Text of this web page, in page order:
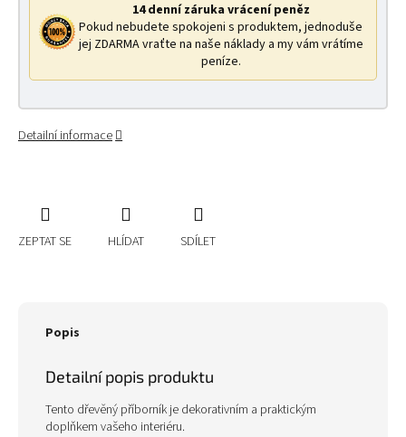
14 denní záruka vrácení peněz
Pokud nebudete spokojeni s produktem, jednoduše
jej ZDARMA vraťte na naše náklady a my vám vrátíme
peníze.
Detailní informace
ZEPTAT SE HLÍDAT SDÍLET
Popis
Detailní popis produktu
Tento dřevěný příborník je dekorativním a praktickým
doplňkem vašeho interiéru.